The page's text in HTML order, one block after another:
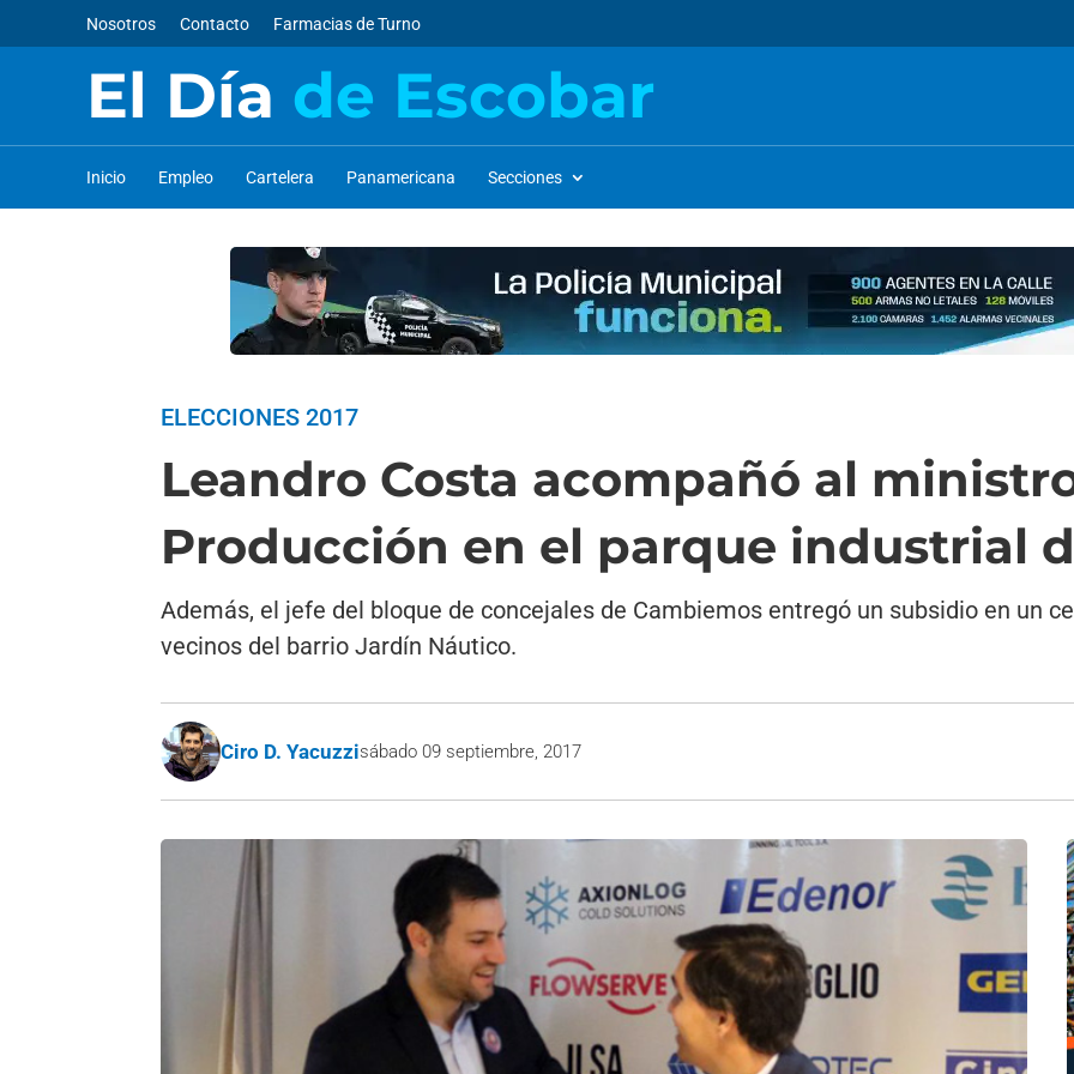
Nosotros Contacto Farmacias de Turno
El Día de Escobar
Inicio Empleo Cartelera Panamericana Secciones
ELECCIONES 2017
Leandro Costa acompañó al
Producción en el parque industrial
Además, el jefe del bloque de concejales de Cambiemos entregó un subsidio en un
vecinos del barrio Jardín Náutico.
Ciro D. Yacuzzisábado 09 septiembre, 2017